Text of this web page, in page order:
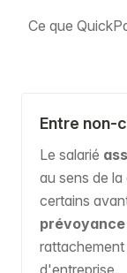
Ce que
Entre non-
Le salarié
au sens de
certains
d'entreprise.